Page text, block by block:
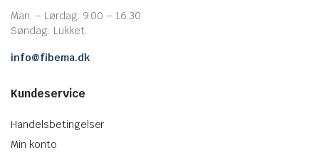
Man. – Lørdag. 9.00 – 16.30
Søndag: Lukket
info@fibema.dk
Kundeservice
Handelsbetingelser
Min konto